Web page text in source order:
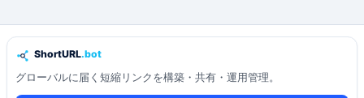
グローバルに届く短縮リンクを構築・共有・運用管理。